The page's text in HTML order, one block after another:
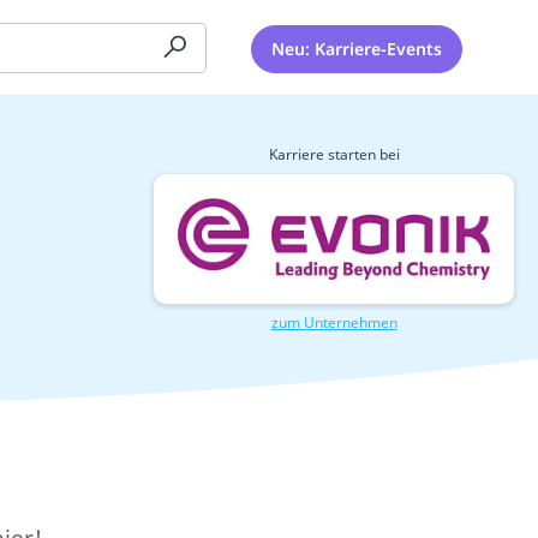
Neu: Karriere-Events
Karriere starten bei
zum Unternehmen